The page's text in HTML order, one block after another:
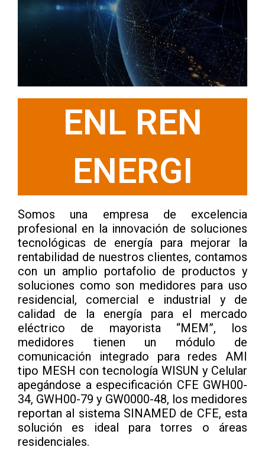
ENL REN
ENERGI
Somos una empresa de excelencia
profesional en la innovación de soluciones
tecnológicas de energía para mejorar la
rentabilidad de nuestros clientes, contamos
con un amplio portafolio de productos y
soluciones como son medidores para uso
residencial, comercial e industrial y de
calidad de la energía para el mercado
eléctrico de mayorista “MEM”, los
medidores tienen un módulo de
comunicación integrado para redes AMI
tipo MESH con tecnología WISUN y Celular
apegándose a especificación CFE GWH00-
34, GWH00-79 y GW0000-48, los medidores
reportan al sistema SINAMED de CFE, esta
solución es ideal para torres o áreas
residenciales.